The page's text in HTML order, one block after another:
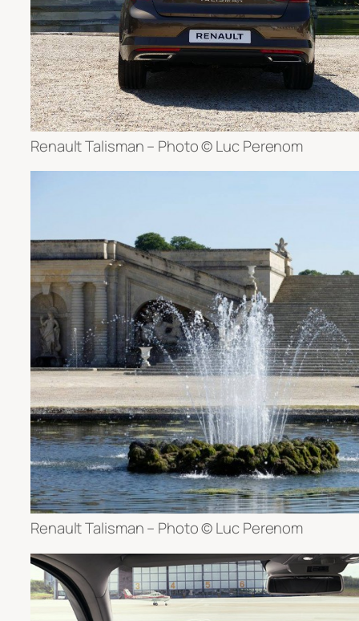
Renault Talisman – Photo © Luc Perenom
Renault Talisman – Photo © Luc Perenom